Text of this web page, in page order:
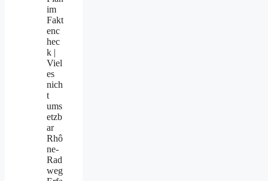
im
Fakt
enc
hec
k |
Viel
es
nich
t
ums
etzb
ar
Rhô
ne-
Rad
weg